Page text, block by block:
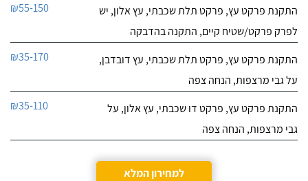
התקנת פרקט עץ, פרקט תלת שכבתי, עץ אלון, יש
לפרק פרקט/שטיח קיים, התקנה בהדבקה
₪55-150
התקנת פרקט עץ, פרקט תלת שכבתי, עץ דובדבן,
על גבי מרצפות, הנחה צפה
₪35-170
התקנת פרקט עץ, פרקט דו שכבתי, עץ אלון, על
גבי מרצפות, הנחה צפה
₪35-110
למחירון המלא